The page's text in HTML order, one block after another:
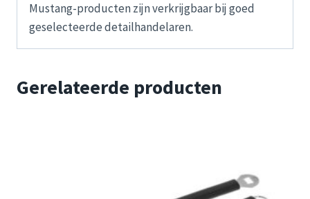
Mustang-producten zijn verkrijgbaar bij goed
geselecteerde detailhandelaren.
Gerelateerde producten